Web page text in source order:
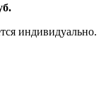
индивидуально.